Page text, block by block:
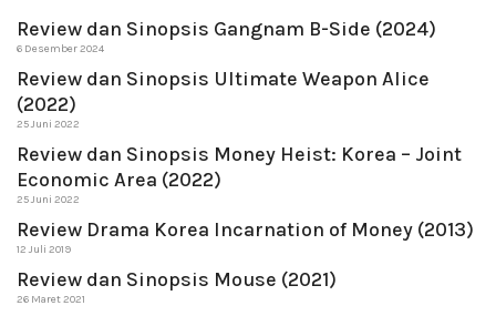
Review dan Sinopsis Gangnam B-Side (2024)
6 Desember 2024
Review dan Sinopsis Ultimate Weapon Alice
(2022)
25 Juni 2022
Review dan Sinopsis Money Heist: Korea – Joint
Economic Area (2022)
25 Juni 2022
Review Drama Korea Incarnation of Money (2013)
12 Juli 2019
Review dan Sinopsis Mouse (2021)
26 Maret 2021